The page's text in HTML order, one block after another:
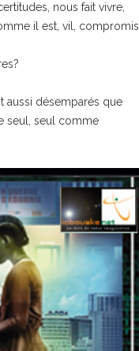
nous fait vivre,
il est, vil, compromis,
aussi désemparés que
seul, seul comme